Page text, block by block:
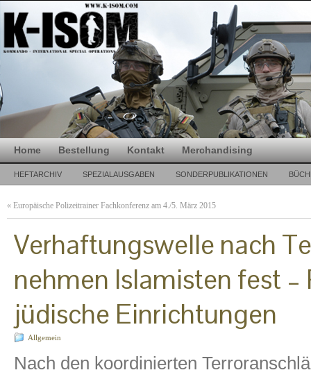
Home Bestellung Kontakt Merchandising
HEFTARCHIV SPEZIALAUSGABEN SONDERPUBLIKATIONEN
« Europäische Polizeitrainer Fachkonferenz am 4./5. März 2015
Verhaftungswelle nach
nehmen Islamisten fest
jüdische Einrichtungen
Allgemein
Nach den koordinierten